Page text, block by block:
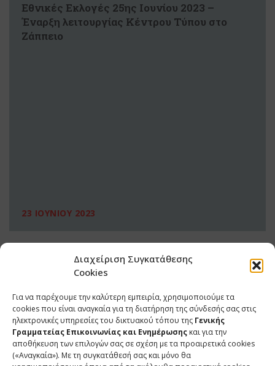
Διαχείριση Συγκατάθεσης
Cookies
Για να παρέχουμε την καλύτερη εμπειρία, χρησιμοποιούμε τα
cookies που είναι αναγκαία για τη διατήρηση της σύνδεσής σας στις
ηλεκτρονικές υπηρεσίες του δικτυακού τόπου της Γενικής
Γραμματείας Επικοινωνίας και Ενημέρωσης και για την
αποθήκευση των επιλογών σας σε σχέση με τα προαιρετικά cookies
(«Αναγκαία»). Με τη συγκατάθεσή σας και μόνο θα
Εθνικές Εκλογές 25ης Ιουνίου 2023 –
Έναρξη λειτουργίας Κέντρου Τύπου στο
Ζάππειο
23 ΙΟΥΝΙΟΥ 2023
ΕΠΙΚΟΙΝΩΝΙΑ